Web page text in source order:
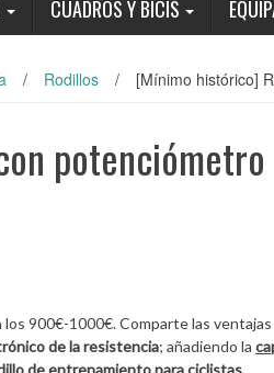
CUADROS Y BICIS
/ Rodillos / [Mínimo histórico]
potenciómetro
los 900€-1000€. Comparte las
de la resistencia; añadiendo la
de entrenamiento para ciclistas.